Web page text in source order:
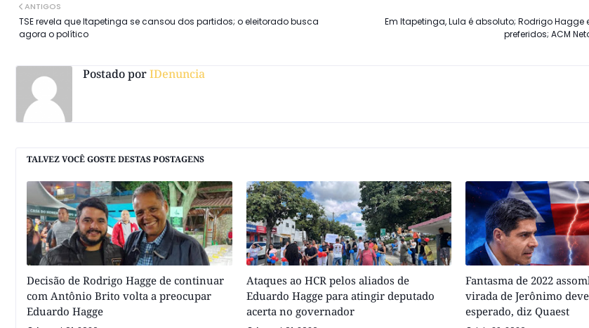
Em Itapetinga, Lula é absoluto; Rodrigo Hagge
preferidos; ACM
ANTIGOS
TSE revela que Itapetinga se cansou dos partidos; o eleitorado busca
agora o político
Postado porIDenuncia
TALVEZ VOCÊ GOSTE DESTAS POSTAGENS
Decisão de Rodrigo Hagge de continuar
com Antônio Brito volta a preocupar
Eduardo Hagge
Ataques ao HCR pelos aliados de
Eduardo Hagge para atingir deputado
acerta no governador
Fantasma de 2022
virada de Jerônimo
esperado, diz Quaest